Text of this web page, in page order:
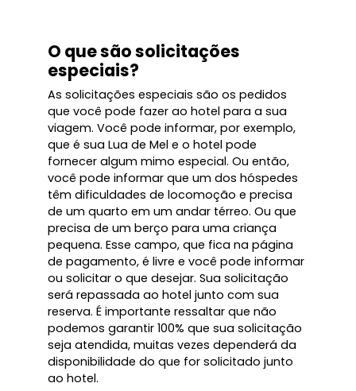
O que são solicitações
especiais?
As solicitações especiais são os pedidos
que você pode fazer ao hotel para a sua
viagem. Você pode informar, por exemplo,
que é sua Lua de Mel e o hotel pode
fornecer algum mimo especial. Ou então,
você pode informar que um dos hóspedes
têm dificuldades de locomoção e precisa
de um quarto em um andar térreo. Ou que
precisa de um berço para uma criança
pequena. Esse campo, que fica na página
de pagamento, é livre e você pode informar
ou solicitar o que desejar. Sua solicitação
será repassada ao hotel junto com sua
reserva. É importante ressaltar que não
podemos garantir 100% que sua solicitação
seja atendida, muitas vezes dependerá da
disponibilidade do que for solicitado junto
ao hotel.